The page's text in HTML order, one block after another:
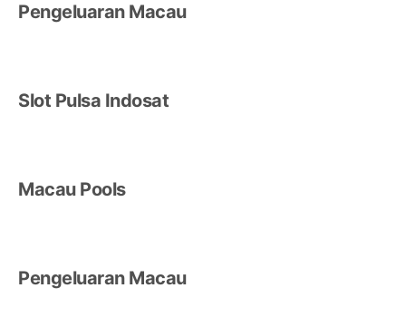
Pengeluaran Macau
Slot Pulsa Indosat
Macau Pools
Pengeluaran Macau